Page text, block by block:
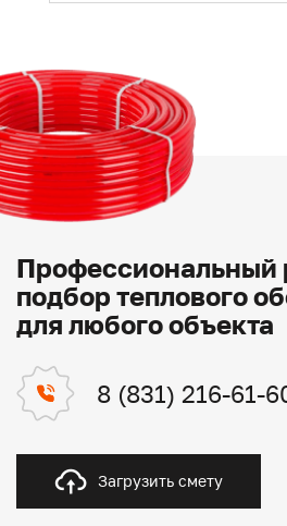
Профессиональный
подбор теплового
для любого объекта
8 (831) 216-61-
Загрузить смету